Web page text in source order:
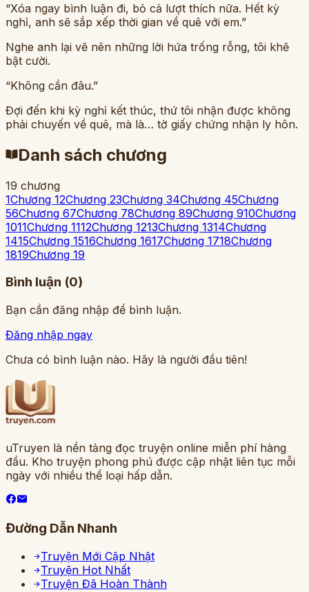
“Xóa ngay bình luận đi, bỏ cả lượt thích nữa. Hết kỳ
nghỉ, anh sẽ sắp xếp thời gian về quê với em.”
Nghe anh lại vẽ nên những lời hứa trống rỗng, tôi khẽ
bật cười.
“Không cần đâu.”
Đợi đến khi kỳ nghỉ kết thúc, thứ tôi nhận được không
phải chuyến về quê, mà là… tờ giấy chứng nhận ly hôn.
Danh sách chương
19 chương
1Chương 12Chương 23Chương 34Chương 45Chương
56Chương 67Chương 78Chương 89Chương 910Chương
1011Chương 1112Chương 1213Chương 1314Chương
1415Chương 1516Chương 1617Chương 1718Chương
1819Chương 19
Bình luận (0)
Bạn cần đăng nhập để bình luận.
Đăng nhập ngay
Chưa có bình luận nào. Hãy là người đầu tiên!
uTruyen là nền tảng đọc truyện online miễn phí hàng
đầu. Kho truyện phong phú được cập nhật liên tục mỗi
ngày với nhiều thể loại hấp dẫn.
Đường Dẫn Nhanh
Truyện Mới Cập Nhật
Truyện Hot Nhất
Truyện Đã Hoàn Thành